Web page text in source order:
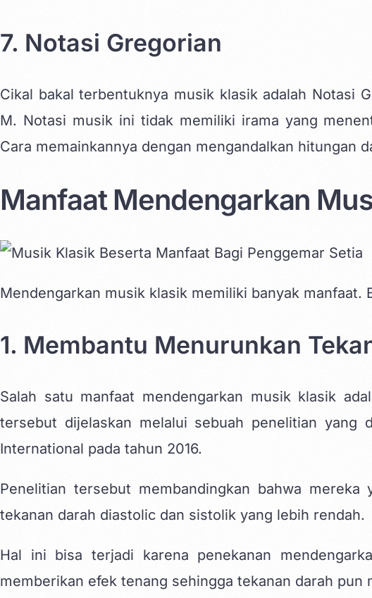
7. Notasi Gregorian
Cikal bakal terbentuknya musik klasik adalah Notasi
M. Notasi musik ini tidak memiliki irama yang
Cara memainkannya dengan mengandalkan hitungan
Manfaat Mendengarkan
Mendengarkan musik klasik memiliki banyak manfaat.
1. Membantu Menurunkan
Salah satu manfaat mendengarkan musik klasik
tersebut dijelaskan melalui sebuah penelitian yang
International pada tahun 2016.
Penelitian tersebut membandingkan bahwa
tekanan darah diastolic dan sistolik yang lebih rendah.
Hal ini bisa terjadi karena penekanan
memberikan efek tenang sehingga tekanan darah pun